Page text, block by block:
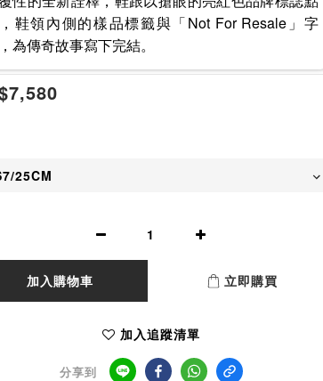
鞋領內側的樣品標籤與「Not For Resale」字
為傳奇故事寫下完結。
加入購物車 立即購買
加入追蹤清單
分享到